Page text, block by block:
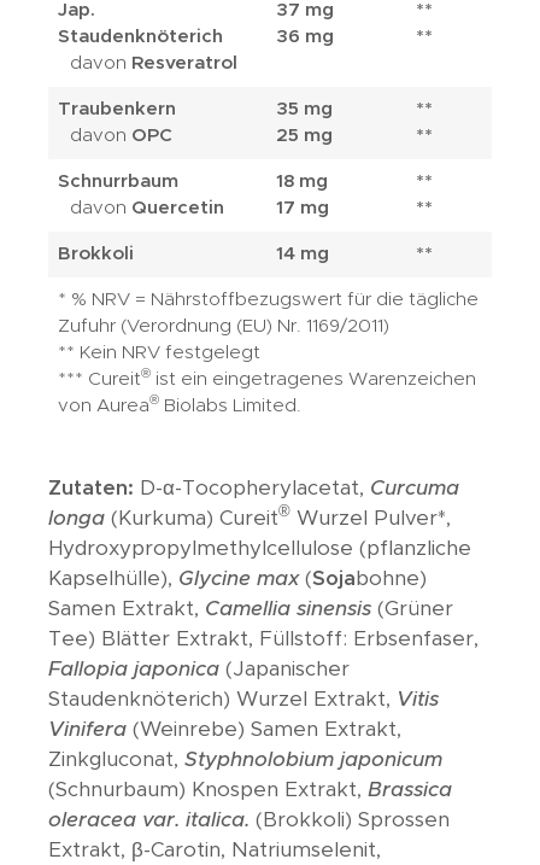
Jap.
Staudenknöterich
davon Resveratrol
37 mg
36 mg
**
**
Traubenkern
davon OPC
35 mg
25 mg
**
**
Schnurrbaum
davon Quercetin
18 mg
17 mg
**
**
Brokkoli 14 mg **
* % NRV = Nährstoffbezugswert für die tägliche
Zufuhr (Verordnung (EU) Nr. 1169/2011)
** Kein NRV festgelegt
*** Cureit® ist ein eingetragenes Warenzeichen
von Aurea® Biolabs Limited.
Zutaten: D-α-Tocopherylacetat, Curcuma
longa (Kurkuma) Cureit® Wurzel Pulver*,
Hydroxypropylmethylcellulose (pflanzliche
Kapselhülle), Glycine max(Soja bohne)
Samen Extrakt, Camellia sinensis (Grüner
Tee) Blätter Extrakt, Füllstoff: Erbsenfaser,
Fallopia japonica (Japanischer
Staudenknöterich) Wurzel Extrakt, Vitis
Vinifera (Weinrebe) Samen Extrakt,
Zinkgluconat, Styphnolobium japonicum
(Schnurbaum) Knospen Extrakt, Brassica
oleracea var. italica. (Brokkoli) Sprossen
Extrakt, β-Carotin, Natriumselenit,